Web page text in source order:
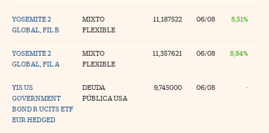
YOSEMITE 2
GLOBAL, FIL B
MIXTO
FLEXIBLE
11,187522 06/08 8,51%
YOSEMITE 2
GLOBAL, FIL A
MIXTO
FLEXIBLE
11,357621 06/08 8,84%
YIS US
GOVERNMENT
BOND R UCITS ETF
EUR HEDGED
DEUDA
PÚBLICA USA
9,745000 06/08 ·